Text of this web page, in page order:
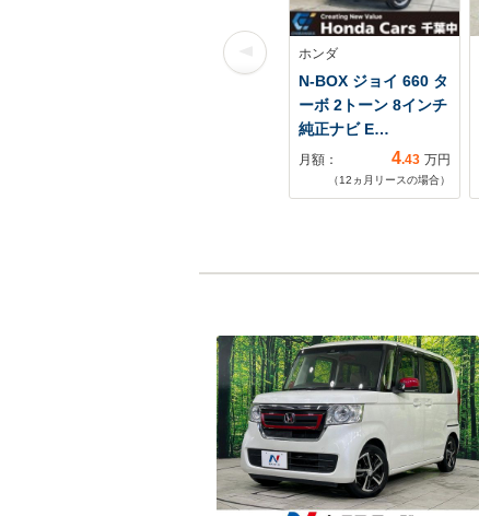
ホンダ
N-BOX ジョイ 660 タ
ーボ 2トーン 8インチ
純正ナビ E…
月額： 4.43 万円
（12 ヵ月リースの場合）